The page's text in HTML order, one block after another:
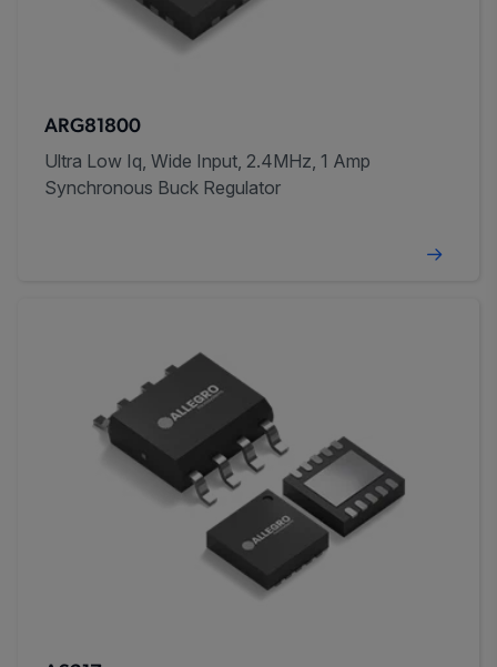
ARG81800
Ultra Low Iq, Wide Input, 2.4MHz, 1 Amp
Synchronous Buck Regulator